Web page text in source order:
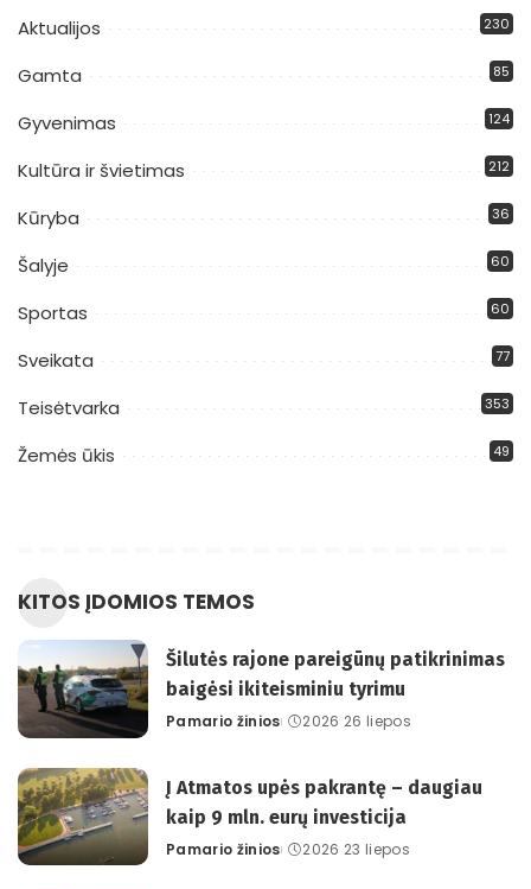
Aktualijos 230
Gamta 85
Gyvenimas 124
Kultūra ir švietimas 212
Kūryba 36
Šalyje 60
Sportas 60
Sveikata 77
Teisėtvarka 353
Žemės ūkis 49
KITOS ĮDOMIOS TEMOS
Šilutės rajone pareigūnų patikrinimas
baigėsi ikiteisminiu tyrimu
Posted
Pamario žinios 2026 26 liepos
Į Atmatos upės pakrantę – daugiau
kaip 9 mln. eurų investicija
Posted
Pamario žinios 2026 23 liepos